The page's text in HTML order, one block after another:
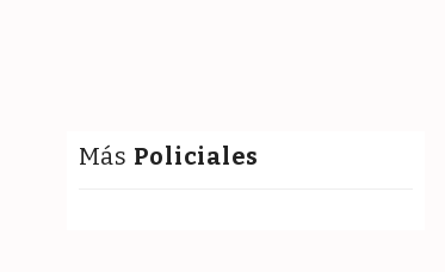
Más Policiales